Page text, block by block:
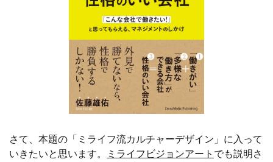
さて、本題の「ミライフ流カルチャーデザイン」に入って
いきたいと思います。
ミライフビジョンアート でも説明さ